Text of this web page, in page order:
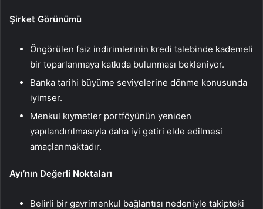
Şirket Görünümü
Öngörülen faiz indirimlerinin kredi talebinde kademeli
bir toparlanmaya katkıda bulunması bekleniyor.
Banka tarihi büyüme seviyelerine dönme konusunda
iyimser.
Menkul kıymetler portföyünün yeniden
yapılandırılmasıyla daha iyi getiri elde edilmesi
amaçlanmaktadır.
Ayı’nın Değerli Noktaları
Belirli bir gayrimenkul bağlantısı nedeniyle takipteki